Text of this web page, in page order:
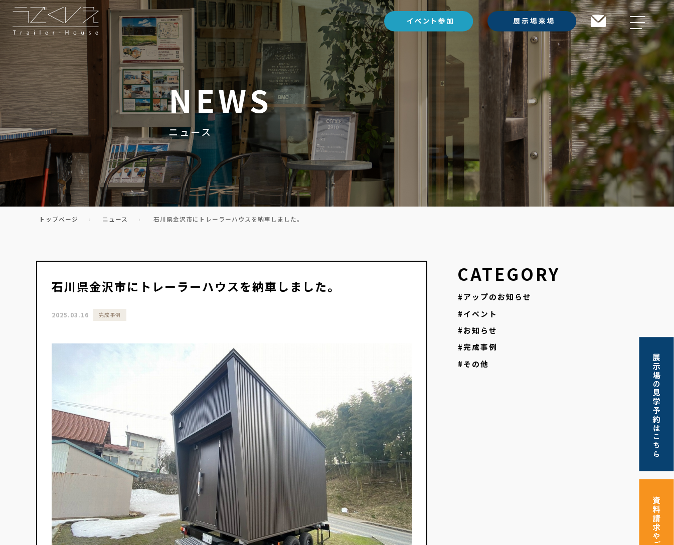
NEWS
ニュース
トップページ ニュース 石川県金沢市にトレーラーハウスを納車しました。
石川県金沢市にトレーラーハウスを納車しました。
2025.03.16 完成事例
CATEGORY
アップのお知らせ
イベント
お知らせ
完成事例
その他